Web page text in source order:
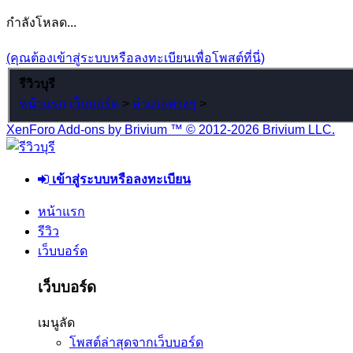
กำลังโหลด...
(คุณต้องเข้าสู่ระบบหรือลงทะเบียนเพื่อโพสต์ที่นี่)
รีวิวบุรี
หน้าแรก เว็บบอร์ด > อำเภอต่างๆ >
XenForo Add-ons by Brivium ™ © 2012-2026 Brivium LLC.
เข้าสู่ระบบหรือลงทะเบียน
หน้าแรก
รีวิว
เว็บบอร์ด
เว็บบอร์ด
เมนูลัด
โพสต์ล่าสุดจากเว็บบอร์ด